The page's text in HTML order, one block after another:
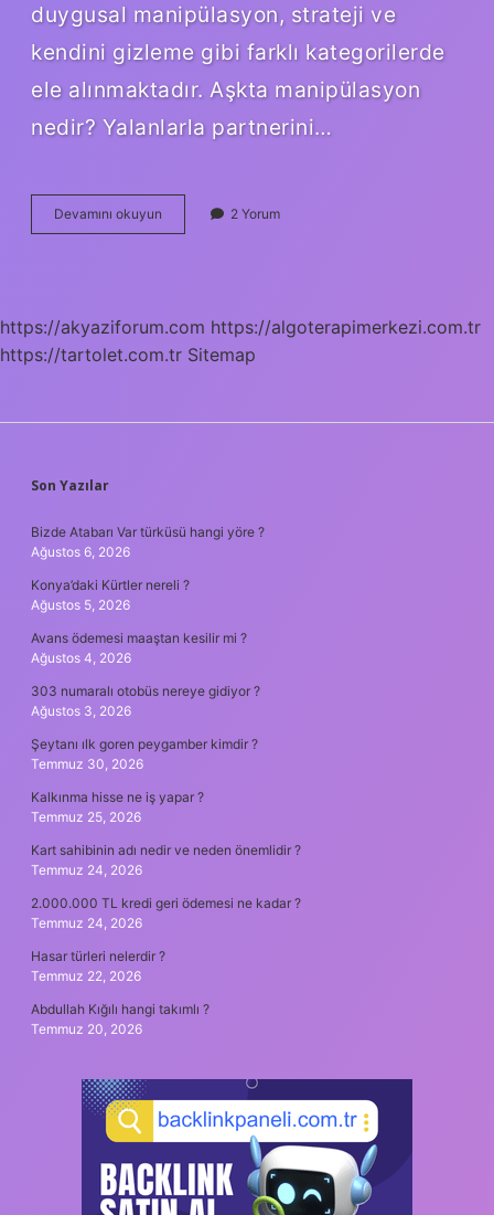
duygusal manipülasyon, strateji ve
kendini gizleme gibi farklı kategorilerde
ele alınmaktadır. Aşkta manipülasyon
nedir? Yalanlarla partnerini…
Devamını okuyun Manipülasyon
Ile
2 Yorum
https://akyaziforum.com https://algoterapimerkezi.com.tr
https://tartolet.com.tr Sitemap
SIDEBAR
Son Yazılar
Bizde Atabarı Var türküsü hangi yöre ?
Ağustos 6, 2026
Konya’daki Kürtler nereli ?
Ağustos 5, 2026
Avans ödemesi maaştan kesilir mi ?
Ağustos 4, 2026
303 numaralı otobüs nereye gidiyor ?
Ağustos 3, 2026
Şeytanı ılk goren peygamber kimdir ?
Temmuz 30, 2026
Kalkınma hisse ne iş yapar ?
Temmuz 25, 2026
Kart sahibinin adı nedir ve neden önemlidir ?
Temmuz 24, 2026
2.000.000 TL kredi geri ödemesi ne kadar ?
Temmuz 24, 2026
Hasar türleri nelerdir ?
Temmuz 22, 2026
Abdullah Kığılı hangi takımlı ?
Temmuz 20, 2026